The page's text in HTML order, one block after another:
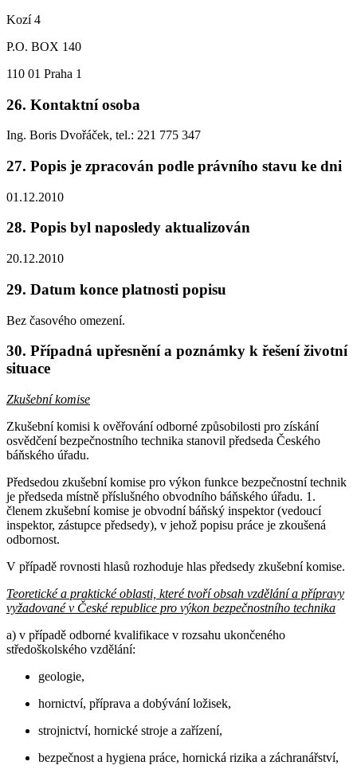
Kozí 4
P.O. BOX 140
110 01 Praha 1
26. Kontaktní osoba
Ing. Boris Dvořáček, tel.: 221 775 347
27. Popis je zpracován podle právního stavu ke dni
01.12.2010
28. Popis byl naposledy aktualizován
20.12.2010
29. Datum konce platnosti popisu
Bez časového omezení.
30. Případná upřesnění a poznámky k řešení životní
situace
Zkušební komise
Zkušební komisi k ověřování odborné způsobilosti pro získání
osvědčení bezpečnostního technika stanovil předseda Českého
báňského úřadu.
Předsedou zkušební komise pro výkon funkce bezpečnostní technik
je předseda místně příslušného obvodního báňského úřadu. 1.
členem zkušební komise je obvodní báňský inspektor (vedoucí
inspektor, zástupce předsedy), v jehož popisu práce je zkoušená
odbornost.
V případě rovnosti hlasů rozhoduje hlas předsedy zkušební komise.
Teoretické a praktické oblasti, které tvoří obsah vzdělání a přípravy
vyžadované v České republice pro výkon bezpečnostního technika
a) v případě odborné kvalifikace v rozsahu ukončeného
středoškolského vzdělání:
geologie,
hornictví, příprava a dobývání ložisek,
strojnictví, hornické stroje a zařízení,
bezpečnost a hygiena práce, hornická rizika a záchranářství,